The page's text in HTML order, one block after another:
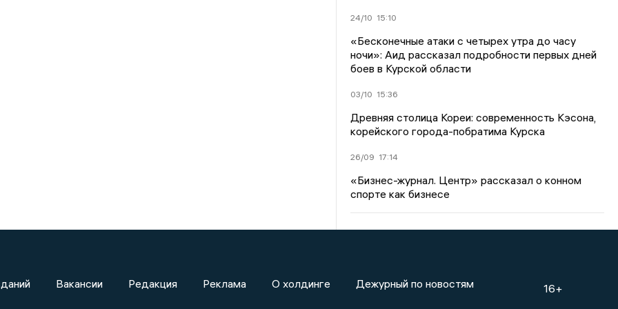
24/10 15:10
«Бесконечные атаки с четырех утра до часу
ночи»: Аид рассказал подробности первых дней
боев в Курской области
03/10 15:36
Древняя столица Кореи: современность Кэсона,
корейского города-побратима Курска
26/09 17:14
«Бизнес-журнал. Центр» рассказал о конном
спорте как бизнесе
Вакансии Редакция Реклама О холдинге Дежурный по новостям 16+